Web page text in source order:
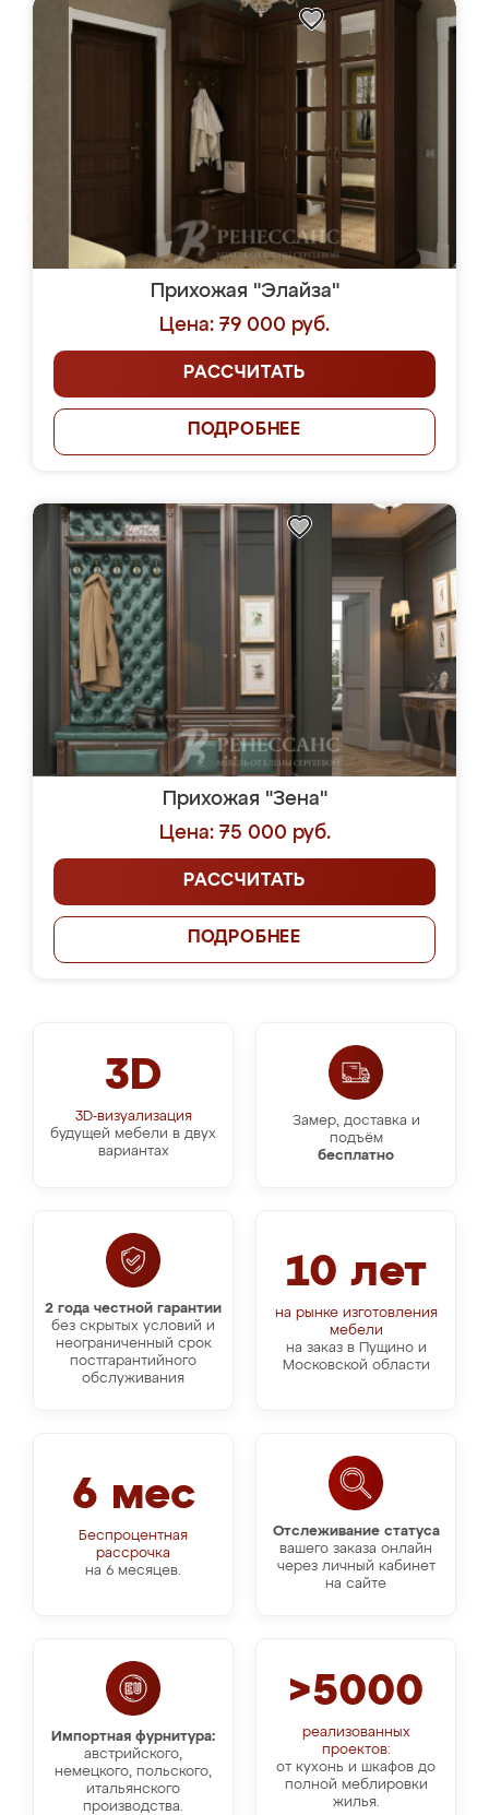
Прихожая "Элайза"
Цена: 79 000 руб.
РАССЧИТАТЬ
ПОДРОБНЕЕ
Прихожая "Зена"
Цена: 75 000 руб.
РАССЧИТАТЬ
ПОДРОБНЕЕ
3D
3D-визуализация
будущей мебели в двух
вариантах
Замер, доставка и
подъём
бесплатно
10 лет
на рынке изготовления
мебели
на заказ в Пущино и
Московской области
2 года честной гарантии
без скрытых условий и
неограниченный срок
постгарантийного
обслуживания
Отслеживание статуса
вашего заказа онлайн
через личный кабинет
на сайте
6 мес
Беспроцентная
рассрочка
на 6 месяцев.
Импортная фурнитура:
австрийского,
немецкого, польского,
итальянского
производства.
>5000
реализованных
проектов:
от кухонь и шкафов до
полной меблировки
жилья.